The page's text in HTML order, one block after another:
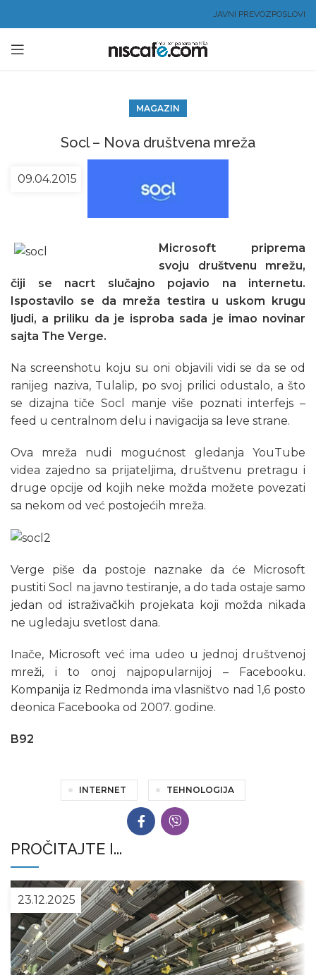
JAVNI PREVOZPOSLOVI
MAGAZIN
Socl – Nova društvena mreža
09.04.2015
Microsoft priprema
svoju društvenu mrežu,
čiji se nacrt slučajno pojavio na internetu.
Ispostavilo se da mreža testira u uskom krugu
ljudi, a priliku da je isproba sada je imao novinar
sajta The Verge.
Na screenshotu koju su oni objavili vidi se da se od
ranijeg naziva, Tulalip, po svoj prilici odustalo, a što
se dizajna tiče Socl manje više poznati interfejs –
feed u centralnom delu i navigacija sa leve strane.
Ova mreža nudi mogućnost gledanja YouTube
videa zajedno sa prijateljima, društvenu pretragu i
druge opcije od kojih neke možda možete povezati
sa nekom od već postojećih mreža.
Verge piše da postoje naznake da će Microsoft
pustiti Socl na javno testiranje, a do tada ostaje samo
jedan od istraživačkih projekata koji možda nikada
ne ugledaju svetlost dana.
Inače, Microsoft već ima udeo u jednoj društvenoj
mreži, i to onoj najpopularnijoj – Facebooku.
Kompanija iz Redmonda ima vlasništvo nad 1,6 posto
deonica Facebooka od 2007. godine.
B92
INTERNET TEHNOLOGIJA
PROČITAJTE I...
23.12.2025